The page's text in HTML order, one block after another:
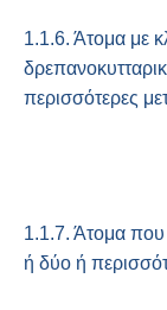
1.1.6. Άτομα με
περισσότερες
1.1.7. Άτομα που
ή δύο ή